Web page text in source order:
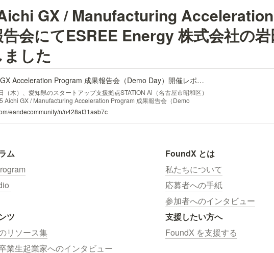
GX / Manufacturing
会にてESREE Energy 株式会社の
した
2025 Aichi GX Acceleration Program 成果報告会（Demo Day）開催レポート｜E&E Community by CIC and U3Innovations
（木）、愛知県のスタートアップ支援拠点STATION Ai（名古屋市昭和区）
Aichi GX / Manufacturing Acceleration Program 成果報告会（Demo
されました。本レポートでは、GX領域の採択スタートアップ5社による成
お届けします。 開催概要（Peatixサイト）：https://aichigxmf-
demoday.peatix.com/ 愛知県は、世界的な製造業の集積地としての
eandecommunity/n/n428af31aab7c
ム
ツ
リソース集
業生起業家へのインタビュー
FoundX とは
私たちについて
応募者への手紙
参加者へのインタビュー
支援したい方へ
FoundX を支援する